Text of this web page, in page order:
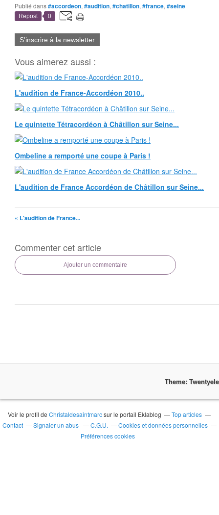
Publié dans#accordeon, #audition, #chatillon, #france, #seine
Repost 0
S'inscrire à la newsletter
Vous aimerez aussi :
L'audition de France-Accordéon 2010..
Le quintette Tétracordéon à Châtillon sur Seine...
Ombeline a remporté une coupe à Paris !
L'audition de France Accordéon de Châtillon sur Seine...
« L'audition de France...
Commenter cet article
Ajouter un commentaire
Theme:
Voir le profil deChristaldesaintmarcsur le portail Eklablog
Top articles
Contact
Signaler un abus C.G.U.
Cookies et données personnelles
Préférences cookies